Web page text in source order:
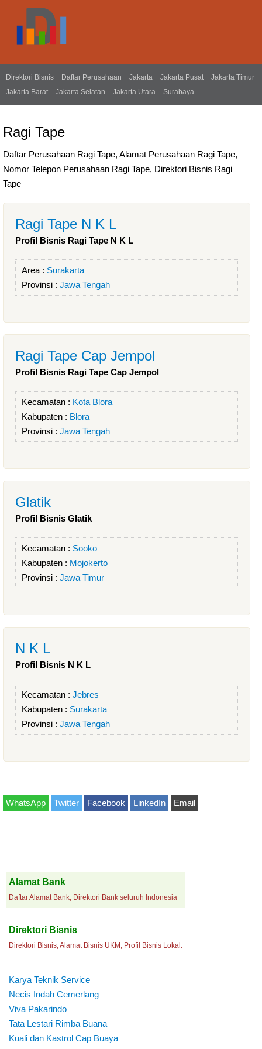
Direktori Bisnis Daftar Perusahaan Jakarta Jakarta Pusat
Jakarta Timur
Jakarta Barat
Jakarta Selatan Jakarta Utara Surabaya
Ragi Tape
Daftar Perusahaan Ragi Tape, Alamat Perusahaan Ragi Tape,
Nomor Telepon Perusahaan Ragi Tape, Direktori Bisnis Ragi
Tape
Ragi Tape N K L
Profil Bisnis Ragi Tape N K L
Area : Surakarta
Provinsi : Jawa Tengah
Ragi Tape Cap Jempol
Profil Bisnis Ragi Tape Cap Jempol
Kecamatan : Kota Blora
Kabupaten : Blora
Provinsi : Jawa Tengah
Glatik
Profil Bisnis Glatik
Kecamatan : Sooko
Kabupaten : Mojokerto
Provinsi : Jawa Timur
N K L
Profil Bisnis N K L
Kecamatan : Jebres
Kabupaten : Surakarta
Provinsi : Jawa Tengah
WhatsApp Twitter Facebook LinkedIn Email
Alamat Bank
Daftar Alamat Bank, Direktori Bank seluruh Indonesia
Direktori Bisnis
Direktori Bisnis, Alamat Bisnis UKM, Profil Bisnis Lokal.
Karya Teknik Service
Necis Indah Cemerlang
Viva Pakarindo
Tata Lestari Rimba Buana
Kuali dan Kastrol Cap Buaya